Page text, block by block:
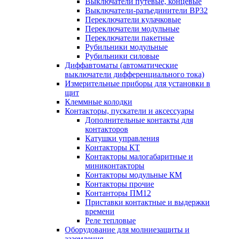
Выключатели-разъединители ВР32
Переключатели кулачковые
Переключатели модульные
Переключатели пакетные
Рубильники модульные
Рубильники силовые
Диффавтоматы (автоматические
выключатели дифференциального тока)
Измерительные приборы для установки в
щит
Клеммные колодки
Контакторы, пускатели и аксессуары
Дополнительные контакты для
контакторов
Катушки управления
Контакторы КТ
Контакторы малогабаритные и
миниконтакторы
Контакторы модульные КМ
Контакторы прочие
Контанторы ПМ12
Приставки контактные и выдержки
времени
Реле тепловые
Оборудование для молниезащиты и